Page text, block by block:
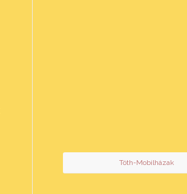
Tóth-Mobilházak